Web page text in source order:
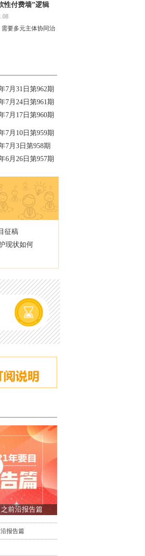
性付费墙”逻辑
要多元主体协同治
7月31日第962期
7月24日第961期
7月17日第960期
7月10日第959期
7月3日第958期
6月26日第957期
征稿
现状如何
前沿报告篇
报告篇